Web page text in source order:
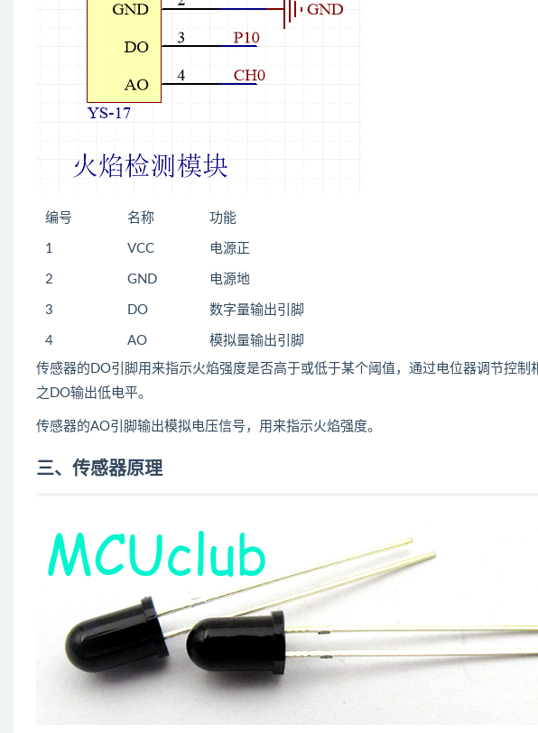
编号 名称 功能
1 VCC 电源正
2 GND 电源地
3 DO 数字量输出引脚
4 AO 模拟量输出引脚
传感器的DO引脚用来指示火焰强度是否高于或低于某个阈值，通过电位器调节控
之DO输出低电平。
传感器的AO引脚输出模拟电压信号，用来指示火焰强度。
三、传感器原理